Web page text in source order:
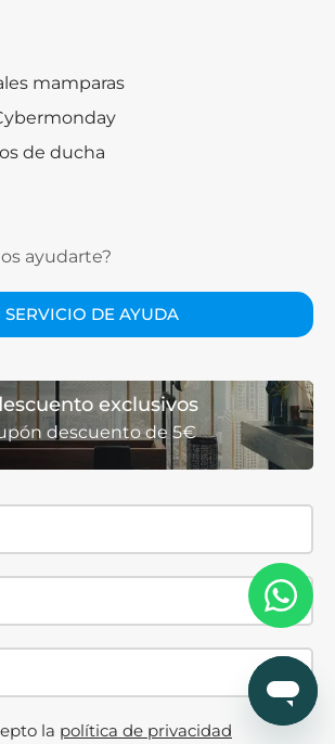
mamparas
de ducha
ayudarte?
SERVICIO DE AYUDA
exclusivos
descuento de 5€
la política de privacidad